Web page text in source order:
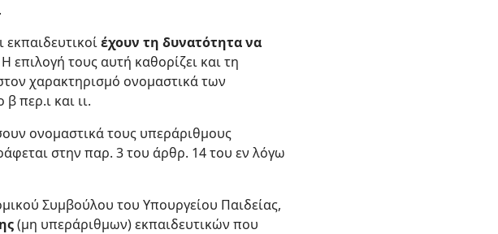
έχουν τη δυνατότητα να
Η επιλογή τους αυτή καθορίζει και τη
χαρακτηρισμό ονομαστικά των
περ.ι και ιι.
ονομαστικά τους υπεράριθμους
στην παρ. 3 του άρθρ. 14 του εν λόγω
Συμβούλου του Υπουργείου Παιδείας,
(μη υπεράριθμων) εκπαιδευτικών που